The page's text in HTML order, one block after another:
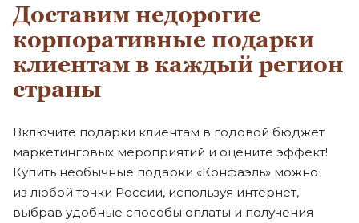
Доставим недорогие
корпоративные подарки
клиентам в каждый регион
страны
Включите подарки клиентам в годовой бюджет
маркетинговых мероприятий и оцените эффект!
Купить необычные подарки «Конфаэль» можно
из любой точки России, используя интернет,
выбрав удобные способы оплаты и получения